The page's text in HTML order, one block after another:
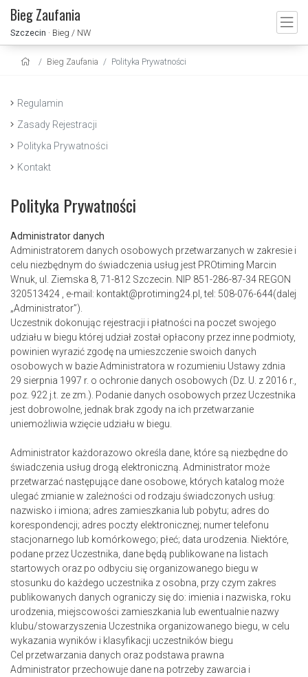
Bieg Zaufania
Szczecin · Bieg / NW
Bieg Zaufania Polityka Prywatności
Regulamin
Zasady Rejestracji
Polityka Prywatności
Kontakt
Polityka Prywatności
Administrator danych
Administratorem danych osobowych przetwarzanych w zakresie i
celu niezbędnym do świadczenia usług jest PROtiming Marcin
Wnuk, ul. Ziemska 8, 71-812 Szczecin. NIP 851-286-87-34 REGON
320513424 , e-mail: kontakt@protiming24.pl, tel: 508-076-644(dalej
„Administrator”).
Uczestnik dokonując rejestracji i płatności na poczet swojego
udziału w biegu której udział został opłacony przez inne podmioty,
powinien wyrazić zgodę na umieszczenie swoich danych
osobowych w bazie Administratora w rozumieniu Ustawy zdnia
29 sierpnia 1997 r. o ochronie danych osobowych (Dz. U. z 2016 r.,
poz. 922 j.t. ze zm.). Podanie danych osobowych przez Uczestnika
jest dobrowolne, jednak brak zgody na ich przetwarzanie
uniemożliwia wzięcie udziału w biegu.
Administrator każdorazowo określa dane, które są niezbędne do
świadczenia usług drogą elektroniczną. Administrator może
przetwarzać następujące dane osobowe, których katalog może
ulegać zmianie w zależności od rodzaju świadczonych usług:
nazwisko i imiona; adres zamieszkania lub pobytu; adres do
korespondencji; adres poczty elektronicznej; numer telefonu
stacjonarnego lub komórkowego; płeć; data urodzenia. Niektóre,
podane przez Uczestnika, dane będą publikowane na listach
startowych oraz po odbyciu się organizowanego biegu w
stosunku do każdego uczestnika z osobna, przy czym zakres
publikowanych danych ograniczy się do: imienia i nazwiska, roku
urodzenia, miejscowości zamieszkania lub ewentualnie nazwy
klubu/stowarzyszenia Uczestnika organizowanego biegu, w celu
wykazania wyników i klasyfikacji uczestników biegu
Cel przetwarzania danych oraz podstawa prawna
Administrator przechowuje dane na potrzeby zawarcia i